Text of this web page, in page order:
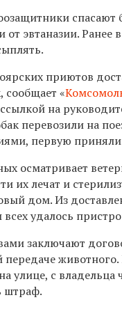
спасают
от эвтаназии. Ранее
приютов
сообщает «
на
перевозили на
первую
осматривает
их лечат и
дом. Из
удалось
заключают
передаче животного.
улице, с владельца
штраф.